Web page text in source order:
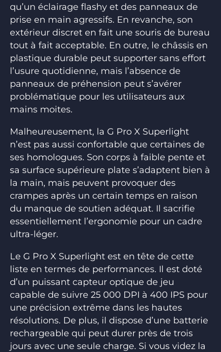
qu’un éclairage flashy et des panneaux de
prise en main agressifs. En revanche, son
extérieur discret en fait une souris de bureau
tout à fait acceptable. En outre, le châssis en
plastique durable peut supporter sans effort
l’usure quotidienne, mais l’absence de
panneaux de préhension peut s’avérer
problématique pour les utilisateurs aux
mains moites.
Malheureusement, la G Pro X Superlight
n’est pas aussi confortable que certaines de
ses homologues. Son corps à faible pente et
sa surface supérieure plate s’adaptent bien à
la main, mais peuvent provoquer des
crampes après un certain temps en raison
du manque de soutien adéquat. Il sacrifie
essentiellement l’ergonomie pour un cadre
ultra-léger.
Le G Pro X Superlight est en tête de cette
liste en termes de performances. Il est doté
d’un puissant capteur optique de jeu
capable de suivre 25 000 DPI à 400 IPS pour
une précision extrême dans les hautes
résolutions. De plus, il dispose d’une batterie
rechargeable qui peut durer près de trois
jours avec une seule charge. Si vous videz la